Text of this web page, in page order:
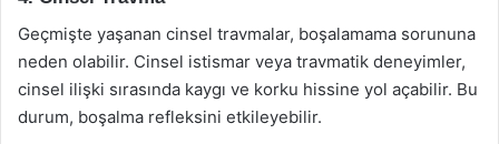
Geçmişte yaşanan cinsel travmalar, boşalamama sorununa
neden olabilir. Cinsel istismar veya travmatik deneyimler,
cinsel ilişki sırasında kaygı ve korku hissine yol açabilir. Bu
durum, boşalma refleksini etkileyebilir.